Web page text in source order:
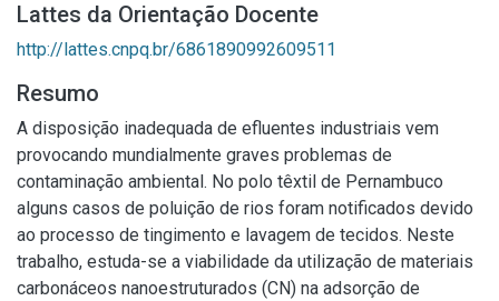
Lattes da Orientação Docente
http://lattes.cnpq.br/6861890992609511
Resumo
A disposição inadequada de efluentes industriais vem
provocando mundialmente graves problemas de
contaminação ambiental. No polo têxtil de Pernambuco
alguns casos de poluição de rios foram notificados devido
ao processo de tingimento e lavagem de tecidos. Neste
trabalho, estuda-se a viabilidade da utilização de materiais
carbonáceos nanoestruturados (CN) na adsorção de